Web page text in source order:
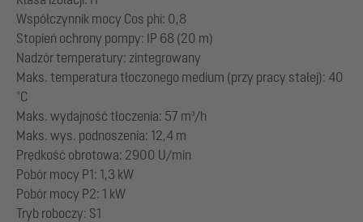
Współczynnik mocy Cos phi: 0,8
Stopień ochrony pompy: IP 68 (20 m)
Nadzór temperatury: zintegrowany
Maks. temperatura tłoczonego medium (przy pracy stałej): 40
°C
Maks. wydajność tłoczenia: 57 m³/h
Maks. wys. podnoszenia: 12,4 m
Prędkość obrotowa: 2900 U/min
Pobór mocy P1: 1,3 kW
Pobór mocy P2: 1 kW
Tryb roboczy: S1